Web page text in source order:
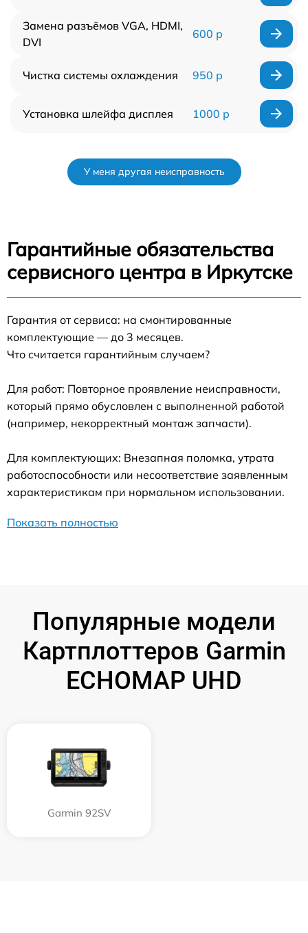
Замена разъёмов VGA, HDMI,
DVI
600 р
Чистка системы охлаждения 950 р
Установка шлейфа дисплея 1000 р
У меня другая неисправность
Гарантийные обязательства
сервисного центра в Иркутске
Гарантия от сервиса: на смонтированные
комплектующие — до 3 месяцев.
Что считается гарантийным случаем?
Для работ: Повторное проявление неисправности,
который прямо обусловлен с выполненной работой
(например, некорректный монтаж запчасти).
Для комплектующих: Внезапная поломка, утрата
работоспособности или несоответствие заявленным
характеристикам при нормальном использовании.
Показать полностью
Популярные модели
Картплоттеров Garmin
ECHOMAP UHD
Garmin 92SV